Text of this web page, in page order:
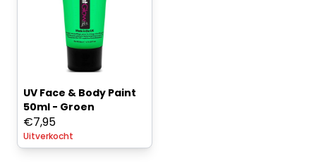
UV Face & Body Paint
50ml - Groen
€7,95
Uitverkocht